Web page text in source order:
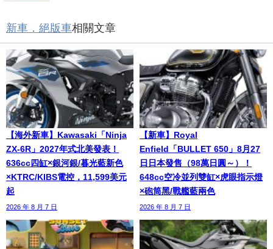
新車．絕版車相關文章
【海外新車】Kawasaki「Ninja
ZX-6R」2027年式北美發表！
636cc四缸×銀河銀/暮光藍新色
×KTRC/KIBS電控，11,599美元
起
2026 年 8 月 7 日
【新車】Royal
Enfield「BULLET 650」8月27
日日本發售（98萬日圓～）！
648cc空冷並列雙缸×虎眼指示燈
×砲筒黑/戰艦藍兩色
2026 年 8 月 7 日